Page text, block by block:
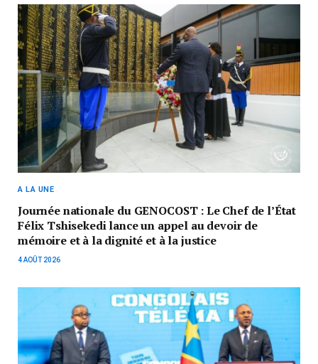
A LA UNE
Journée nationale du GENOCOST : Le Chef de l’État
Félix Tshisekedi lance un appel au devoir de
mémoire et à la dignité et à la justice
4 AOÛT 2026